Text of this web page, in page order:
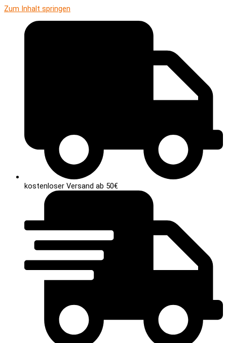
Zum Inhalt springen
kostenloser Versand ab 50€